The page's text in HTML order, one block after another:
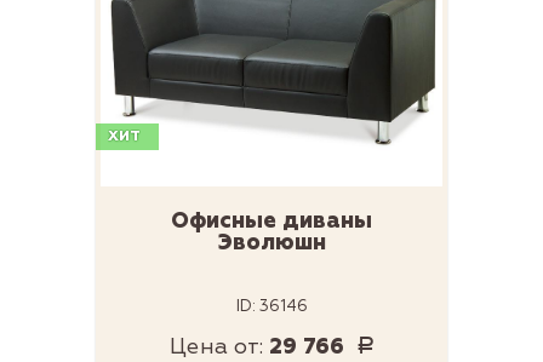
ХИТ
Офисные диваны
Эволюшн
ID: 36146
Цена от: 29 766 Р